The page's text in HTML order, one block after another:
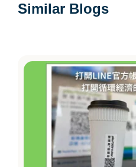
Similar Blogs